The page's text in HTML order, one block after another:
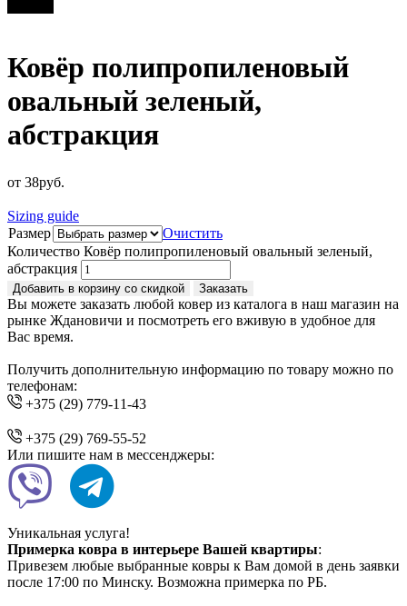
Ковёр полипропиленовый
овальный зеленый,
абстракция
от 38руб.
Sizing guide
Размер
Очистить
Количество Ковёр полипропиленовый овальный зеленый,
абстракция
Добавить в корзину со скидкой Заказать
Вы можете заказать любой ковер из каталога в наш магазин на
рынке Ждановичи и посмотреть его вживую в удобное для
Вас время.
Получить дополнительную информацию по товару можно по
телефонам:
+375 (29) 779-11-43
+375 (29) 769-55-52
Или пишите нам в мессенджеры:
Уникальная услуга!
Примерка ковра в интерьере Вашей квартиры:
Привезем любые выбранные ковры к Вам домой в день заявки
после 17:00 по Минску. Возможна примерка по РБ.